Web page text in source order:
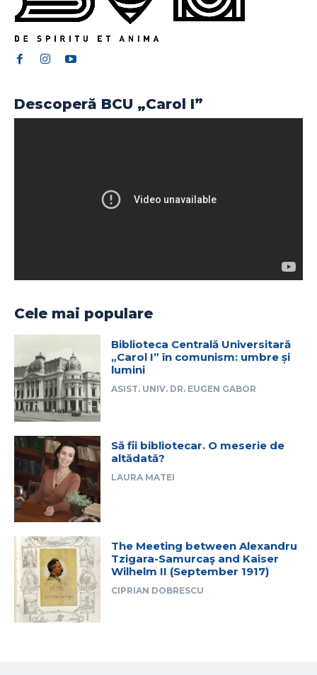
Descoperă BCU „Carol I”
Cele mai populare
Biblioteca Centrală Universitară
„Carol I” în comunism: umbre și
lumini
ASIST. UNIV. DR. EUGEN GABOR
Să fii bibliotecar. O meserie de
altădată?
LAURA MATEI
The Meeting between Alexandru
Tzigara-Samurcaş and Kaiser
Wilhelm II (September 1917)
CIPRIAN DOBRESCU